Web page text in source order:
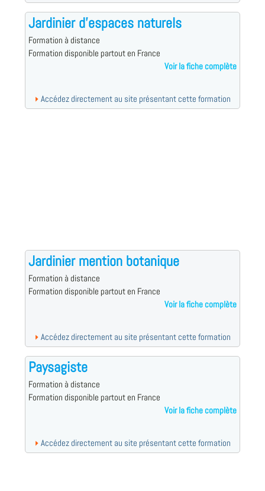
Jardinier d'espaces naturels
Formation à distance
Formation disponible partout en France
Voir la fiche complète
Accédez directement au site présentant cette formation
Jardinier mention botanique
Formation à distance
Formation disponible partout en France
Voir la fiche complète
Accédez directement au site présentant cette formation
Paysagiste
Formation à distance
Formation disponible partout en France
Voir la fiche complète
Accédez directement au site présentant cette formation